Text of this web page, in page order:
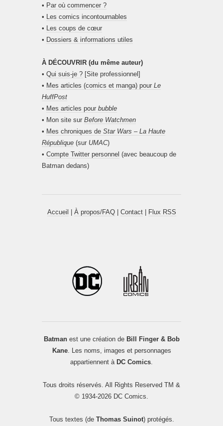
• Par où commencer ?
• Les comics incontournables
• Les coups de cœur
• Dossiers & informations utiles
À DÉCOUVRIR (du même auteur)
• Qui suis-je ? [Site professionnel]
• Mes articles (comics et manga) pour Le
HuffPost
• Mes articles pour bubble
• Mon site sur Before Watchmen
• Mes chroniques de Star Wars – La Haute
République (sur UMAC)
• Compte Twitter personnel (avec beaucoup de
Batman dedans)
Accueil À propos/FAQ| Contact| Flux RSS
Batmanest une création de Bill Finger & Bob
Kane. Les noms, images et personnages
appartiennent à DC Comics.
Tous droits réservés. All Rights Reserved TM &
© 1934-2026 DC Comics.
Tous textes (de Thomas Suinot) protégés.